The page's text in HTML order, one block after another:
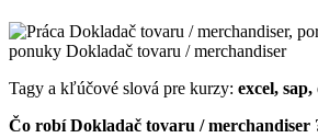
Tagy a kľúčové slová pre kurzy: excel,
Čo robí Dokladač tovaru / merchandiser